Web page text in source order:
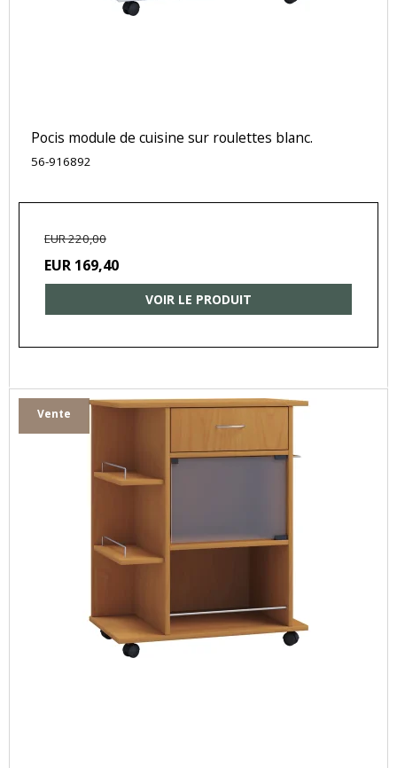
Pocis module de cuisine sur roulettes blanc.
56-916892
EUR 220,00
EUR 169,40
VOIR LE PRODUIT
Vente